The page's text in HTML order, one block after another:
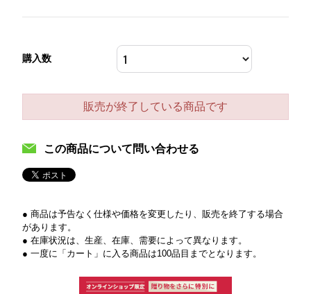
購入数
販売が終了している商品です
この商品について問い合わせる
● 商品は予告なく仕様や価格を変更したり、販売を終了する場合
があります。
● 在庫状況は、生産、在庫、需要によって異なります。
● 一度に「カート」に入る商品は100品目までとなります。